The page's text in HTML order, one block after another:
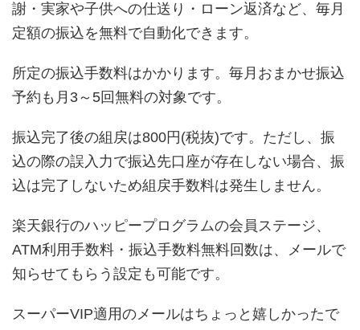
謝・実家や子供への仕送り・ローン返済など、毎月
定額の振込を無料で自動化できます。
所定の振込手数料はかかります。毎月おまかせ振込
予約も月3～5回無料の対象です。
振込完了後の組戻は800円(税抜)です。ただし、振
込の際の誤入力で振込先口座が存在しない場合、振
込は完了しないため組戻手数料は発生しません。
楽天銀行のハッピープログラムの会員ステージ、
ATM利用手数料・振込手数料無料回数は、メールで
知らせてもらう設定も可能です。
スーパーVIP適用のメールはちょっと嬉しかったで